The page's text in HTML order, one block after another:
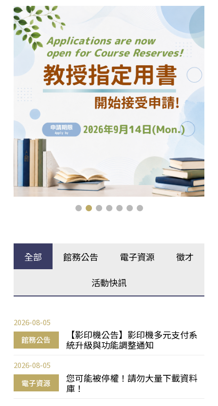
全部 館務公告 電子資源 徵才
活動快訊
館務公告
【影印機公告】影印機多元支付系
統升級與功能調整通知
2026-08-05
電子資源
您可能被停權！請勿大量下載資料
庫！
2026-08-05